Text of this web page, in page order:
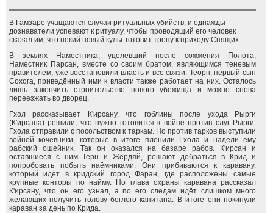
В Гамзаре учащаются случаи ритуальных убийств, и однажды
дознаватели успевают к ритуалу, чтобы проводящий его человек
сказал им, что некий новый культ готовит тропу к приходу Спящих.
В землях Наместника, уцелевший после сожжения Полота,
Наместник Парсан, вместе со своим братом, являющимся теневым
правителем, уже восстановили власть и все связи. Теорн, первый сын
Сохога, приведённый ими к власти также работает на них. Осталось
лишь закончить строительство нового убежища и можно снова
переезжать во дворец.
Гхол рассказывает К'ирсану, что гоблины после ухода Рырги
(К'ирсана) решили, что нужно готовится к войне против слуг Рырги.
Гхола отправили с посольством к таркам. Но против тарков выступили
войной кочевники, которые в итоге пленили Гхола и надели ему
рабский ошейник. Так он оказался на базаре рабов. К'ирсан и
оставшиеся с ним Терн и Жердяй, решают добраться в Крид и
попробовать побыть наёмниками. Они прибиваются к каравану,
который идёт в кридский город Фаран, где расположены самые
крупные конторы по найму. Но глава охраны каравана рассказал
К'ирсану, что он его узнал, а по его следам идёт слишком много
желающих получить голову беглого капитана. В итоге они покинули
караван за день по Крида.